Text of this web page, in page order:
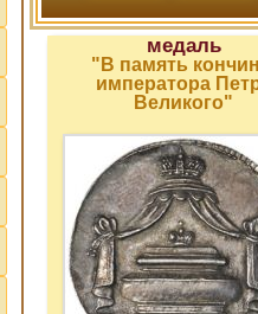
медаль
"В память
императора
Великого"